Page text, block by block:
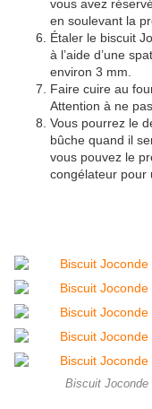
vous avez
en soulevant la
Étaler le biscuit
à l’aide d’une
environ 3 mm.
Faire cuire au
Attention à ne
Vous pourrez le
bûche quand il
vous pouvez le
congélateur pour
Biscuit Joconde